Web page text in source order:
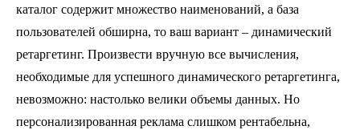
каталог содержит множество наименований, а база
пользователей обширна, то ваш вариант – динамический
ретаргетинг. Произвести вручную все вычисления,
необходимые для успешного динамического ретаргетинга,
невозможно: настолько велики объемы данных. Но
персонализированная реклама слишком рентабельна,